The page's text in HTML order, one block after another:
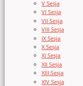
V Sesja
VI Sesja
VII Sesja
VIII Sesja
IX Sesja
X Sesja
XI Sesja
XII Sesja
XIII Sesja
XIV Sesja